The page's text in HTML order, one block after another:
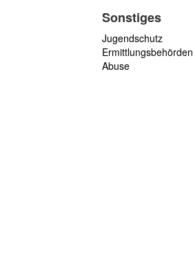
Sonstiges
Jugendschutz
Ermittlungsbehörden
Abuse